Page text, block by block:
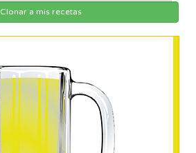
Clonar a mis recetas